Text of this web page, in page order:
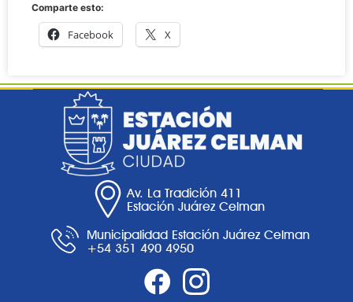
Comparte esto:
Facebook X
Av. La Tradición 411
Estación Juárez Celman
Municipalidad Estación Juárez Celman
+54 351 490 4950